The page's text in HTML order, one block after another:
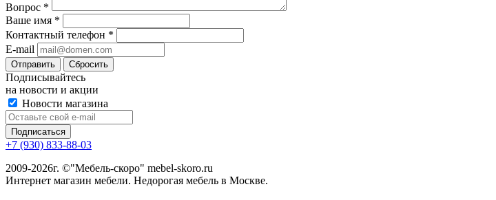
Вопрос *
Ваше имя *
Контактный телефон *
E-mail
Сбросить
Подписывайтесь
на новости и акции
Новости магазина
+7 (930) 833-88-03
2009-2026г. ©"Мебель-скоро" mebel-skoro.ru
Интернет магазин мебели. Недорогая мебель в Москве.